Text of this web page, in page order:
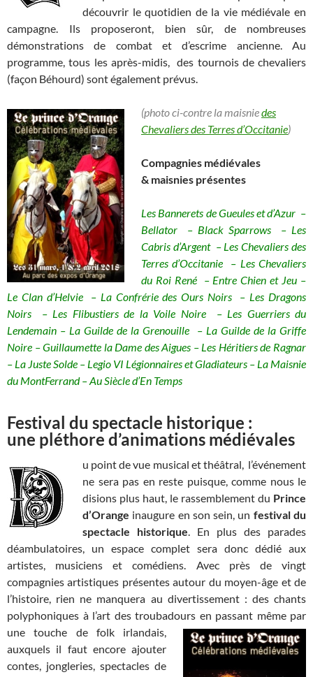
découvrir le quotidien de la vie médiévale en
campagne. Ils proposeront, bien sûr, de nombreuses
démonstrations de combat et d’escrime ancienne. Au
programme, tous les après-midis, des tournois de chevaliers
(façon Béhourd) sont également prévus.
(photo ci-contre la maisniedes
Chevaliers des Terres d’Occitanie)
Compagnies médiévales
& maisnies présentes
Les Bannerets de Gueules et d’Azur –
Bellator – Black Sparrows – Les
Cabris d’Argent – Les Chevaliers des
Terres d’Occitanie – Les Chevaliers
du Roi René – Entre Chien et Jeu –
Le Clan d’Helvie – La Confrérie des Ours Noirs – Les Dragons
Noirs – Les Flibustiers de la Voile Noire – Les Guerriers du
Lendemain – La Guilde de la Grenouille – La Guilde de la Griffe
Noire – Guillaumette la Dame des Aigues – Les Héritiers de Ragnar
– La Juste Solde – Legio VI Légionnaires et Gladiateurs – La Maisnie
du MontFerrand – Au Siècle d’En Temps
Festival du spectacle historique :
une pléthore d’animations médiévales
u point de vue musical et théâtral, l’événement
ne sera pas en reste puisque, comme nous le
disions plus haut, le rassemblement du Prince
d’Orange inaugure en son sein, un festival du
spectacle historique. En plus des parades
déambulatoires, un espace complet sera donc dédié aux
artistes, musiciens et comédiens. Avec près de vingt
compagnies artistiques présentes autour du moyen-âge et de
l’histoire, rien ne manquera au divertissement : des chants
polyphoniques à l’art des troubadours en passant même par
une touche de folk irlandais,
auxquels il faut encore ajouter
contes, jongleries, spectacles de